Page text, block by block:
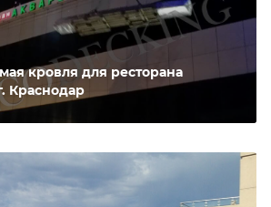
кровля для ресторана
Краснодар